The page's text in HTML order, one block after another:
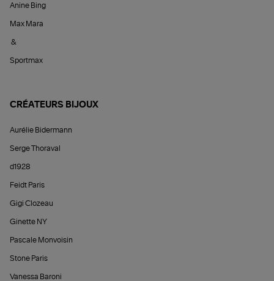
Anine Bing
Max Mara
&
Sportmax
CRÉATEURS BIJOUX
Aurélie Bidermann
Serge Thoraval
d1928
Feidt Paris
Gigi Clozeau
Ginette NY
Pascale Monvoisin
Stone Paris
Vanessa Baroni